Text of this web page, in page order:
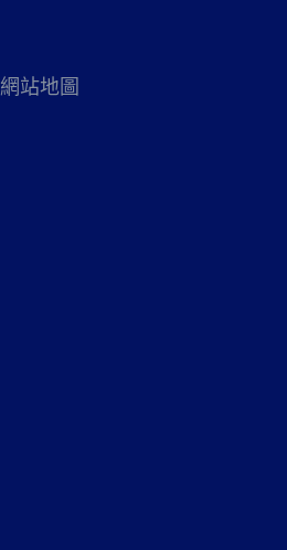
網站地圖